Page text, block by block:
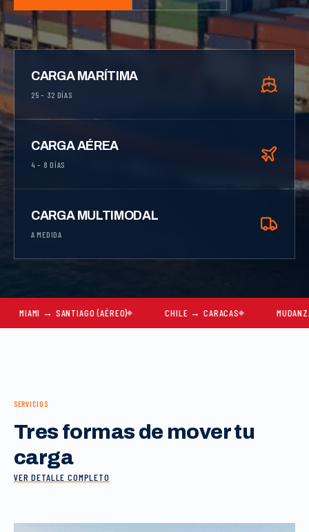
CARGA MARÍTIMA
25 – 32 DÍAS
CARGA AÉREA
4 – 8 DÍAS
CARGA MULTIMODAL
A MEDIDA
→ SANTIAGO (AÉREO) CHILE → CARACAS MUDANZAS
SERVICIOS
Tres formas de mover tu
carga
VER DETALLE COMPLETO